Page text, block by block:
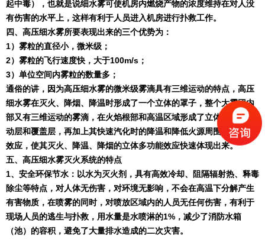
起中毒），也就是说细水雾可使机房内燃烧产物的浓度维持在对人没
有伤害的水平上，这样有利于人员进入机房进行扑救工作。
四、高压细水雾所要表现出来的三个优势为：
1）雾粒的直径小，微米级；
2）雾粒的飞行速度快，大于100m/s ；
3）单位空间内雾粒的数量多；
通俗的讲，因为高压细水雾的微米级雾滴具有三维运动的特点，高压
细水雾在灭火、降烟、降温时形成了一个立体的罩子，整个大雾团内
部又有三维运动的雾滴，在火焰根部和高温区域形成了立体多维的运
动层和覆盖层，再加上其快速汽化时的降温和降低火源周围氧浓度的
效应，使其灭火、降温、降烟的立体多功能效应快速体现出来。
五、高压细水雾灭火系统的特点
1、安全环保节水：以水为灭火剂，具有高效冷却、阻隔辐射热、释毒
除尘等特点，对人体无伤害，对环境无影响，不会在高温下分解产生
有害物质，在喷雾的同时，对喷放区域内的人员无任何伤害，有利于
现场人员的逃生与扑救，用水量是水喷淋的1% ，减少了消防水箱
（池）的容积，避免了大量排水造成的二次灾害。